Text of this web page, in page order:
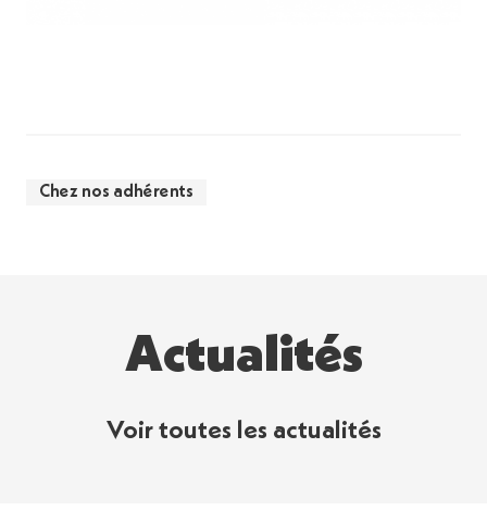
Chez nos adhérents
Actualités
Voir toutes les actualités